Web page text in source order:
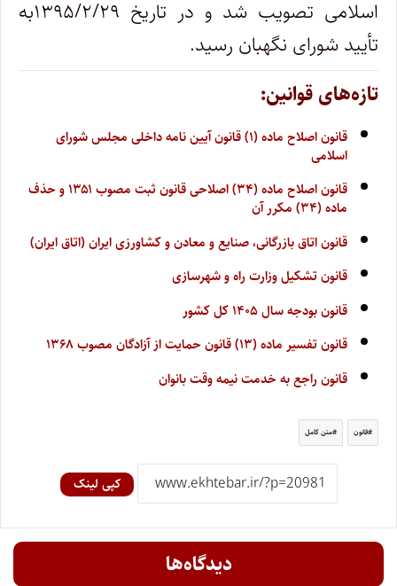
اسلامی تصویب شد و در تاریخ ۱۳۹۵/۲/۲۹به
تأیید شورای نگهبان رسید.
تازه‌های قوانین:
قانون اصلاح ماده (۱) قانون آیین نامه داخلی مجلس شورای
اسلامی
قانون اصلاح ماده (۳۴) اصلاحی قانون ثبت مصوب ۱۳۵۱ و حذف
ماده (۳۴) مکرر آن
قانون اتاق بازرگانی، صنایع و معادن و کشاورزی ایران (اتاق ایران)
قانون تشکیل وزارت راه و شهرسازی
قانون بودجه سال ۱۴۰۵ کل کشور
قانون تفسیر ماده (۱۳) قانون حمایت از آزادگان مصوب ۱۳۶۸
قانون راجع به خدمت نیمه وقت بانوان
قانون متن کامل
کپی لینک
دیدگاه‌ها